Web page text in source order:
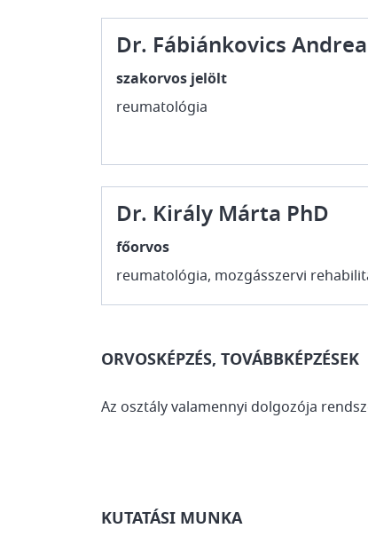
Dr. Fábiánkovics Andrea
szakorvos jelölt
reumatológia
Dr. Király Márta PhD
főorvos
reumatológia, mozgásszervi
ORVOSKÉPZÉS, TOVÁBBKÉPZÉSEK
Az osztály valamennyi dolgozója
KUTATÁSI MUNKA